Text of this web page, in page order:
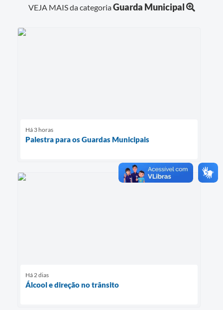
VEJA MAIS da categoriaGuarda Municipal
Há 3 horas
Palestra para os Guardas Municipais
Há 2 dias
Álcool e direção no trânsito